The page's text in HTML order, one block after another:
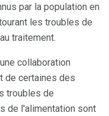
par la population en
les troubles de
traitement.
collaboration
de certaines des
troubles de
de l'alimentation sont